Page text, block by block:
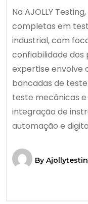
Na AJOLLY
completas em
industrial, com
confiabilidade dos
expertise envolve
bancadas de
teste mecânicas
integração de
automação e
By